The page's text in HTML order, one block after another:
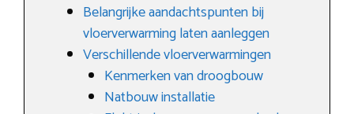
Belangrijke aandachtspunten bij
vloerverwarming laten aanleggen
Verschillende vloerverwarmingen
Kenmerken van droogbouw
Natbouw installatie